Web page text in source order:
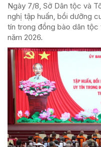
Ngày 7/8, Sở Dân tộc và
nghị tập huấn, bồi dưỡng
tín trong đồng bào dân tộc
năm 2026.